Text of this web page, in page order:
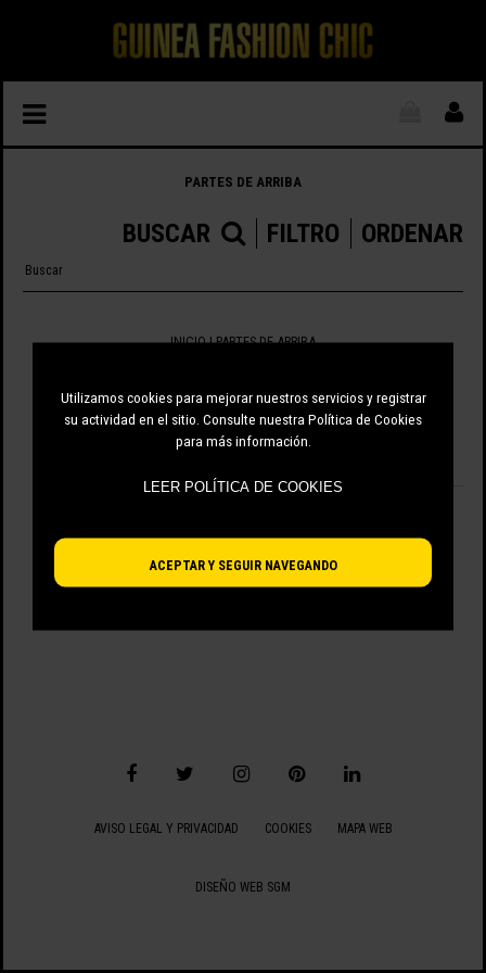
Utilizamos cookies para mejorar nuestros servicios y registrar
su actividad en el sitio. Consulte nuestra Política de Cookies
para más información.
ACEPTAR Y SEGUIR NAVEGANDO
PARTES DE ARRIBA
ORDENAR
FILTRO
BUSCAR
INICIO| PARTES DE ARRIBA
AVISO LEGAL Y PRIVACIDAD COOKIES MAPA WEB
DISEÑO WEB SGM
LEER POLÍTICA DE COOKIES